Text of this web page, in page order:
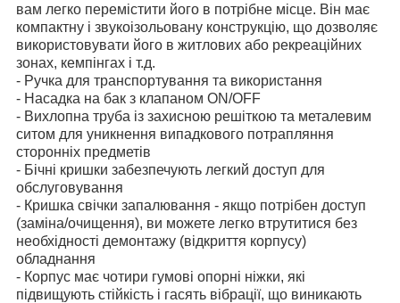
вам легко перемістити його в потрібне місце. Він має
компактну і звукоізольовану конструкцію, що дозволяє
використовувати його в житлових або рекреаційних
зонах, кемпінгах і т.д.
- Ручка для транспортування та використання
- Насадка на бак з клапаном ON/OFF
- Вихлопна труба із захисною решіткою та металевим
ситом для уникнення випадкового потрапляння
сторонніх предметів
- Бічні кришки забезпечують легкий доступ для
обслуговування
- Кришка свічки запалювання - якщо потрібен доступ
(заміна/очищення), ви можете легко втрутитися без
необхідності демонтажу (відкриття корпусу)
обладнання
- Корпус має чотири гумові опорні ніжки, які
підвищують стійкість і гасять вібрації, що виникають